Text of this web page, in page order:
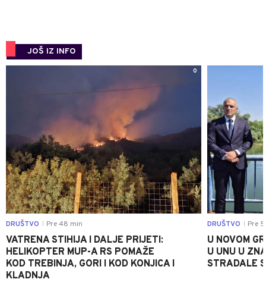
JOŠ IZ INFO
0
DRUŠTVO Pre 48 min
VATRENA STIHIJA I DALJE PRIJETI:
HELIKOPTER MUP-A RS POMAŽE
KOD TREBINJA, GORI I KOD KONJICA I
KLADNJA
DRUŠTVO Pre
U NOVOM
U UNU U
STRADALE